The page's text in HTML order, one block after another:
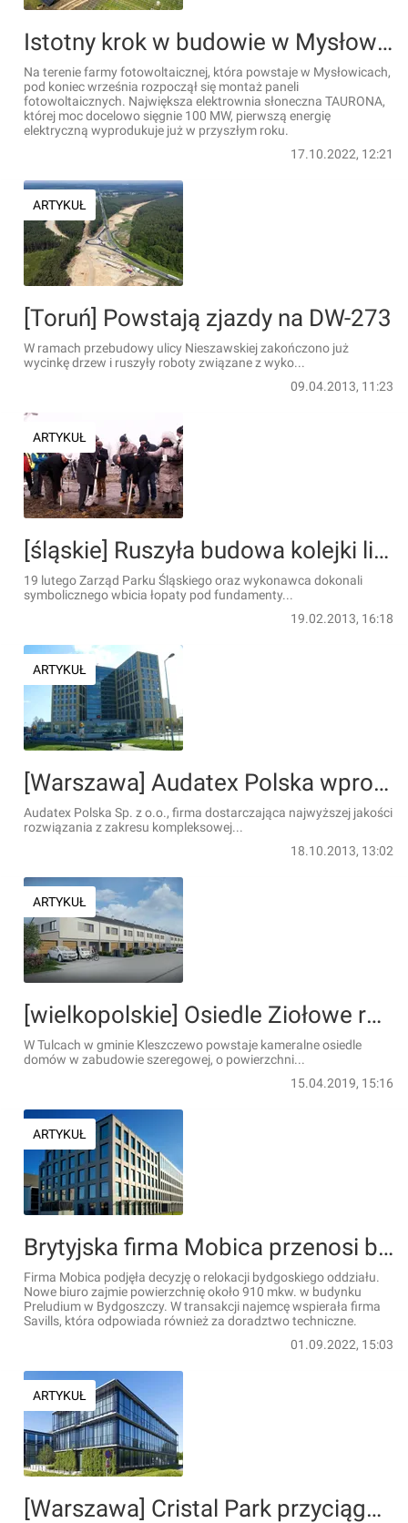
Istotny krok w budowie w Mysłowicach największej farmy fotowoltaicznej w Polsce
Na terenie farmy fotowoltaicznej, która powstaje w Mysłowicach,
pod koniec września rozpoczął się montaż paneli
fotowoltaicznych. Największa elektrownia słoneczna TAURONA,
której moc docelowo sięgnie 100 MW, pierwszą energię
elektryczną wyprodukuje już w przyszłym roku.
17.10.2022, 12:21
ARTYKUŁ
[Toruń] Powstają zjazdy na DW-273
W ramach przebudowy ulicy Nieszawskiej zakończono już
wycinkę drzew i ruszyły roboty związane z wyko...
09.04.2013, 11:23
ARTYKUŁ
[śląskie] Ruszyła budowa kolejki linowej w Parku Śląskim w Chorzowie
19 lutego Zarząd Parku Śląskiego oraz wykonawca dokonali
symbolicznego wbicia łopaty pod fundamenty...
19.02.2013, 16:18
ARTYKUŁ
[Warszawa] Audatex Polska wprowadza się do budynku biurowego IO-1 w Warszawie
Audatex Polska Sp. z o.o., firma dostarczająca najwyższej jakości
rozwiązania z zakresu kompleksowej...
18.10.2013, 13:02
ARTYKUŁ
[wielkopolskie] Osiedle Ziołowe rośnie w Tulcach pod Poznaniem
W Tulcach w gminie Kleszczewo powstaje kameralne osiedle
domów w zabudowie szeregowej, o powierzchni...
15.04.2019, 15:16
ARTYKUŁ
Brytyjska firma Mobica przenosi bydgoski oddział do biurowca Preludium
Firma Mobica podjęła decyzję o relokacji bydgoskiego oddziału.
Nowe biuro zajmie powierzchnię około 910 mkw. w budynku
Preludium w Bydgoszczy. W transakcji najemcę wspierała firma
Savills, która odpowiada również za doradztwo techniczne.
01.09.2022, 15:03
ARTYKUŁ
[Warszawa] Cristal Park przyciąga najemców na dłużej